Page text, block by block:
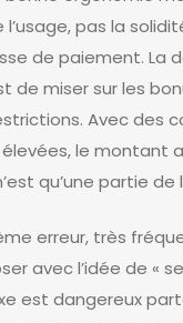
l’usage, pas la
de paiement. La
de miser sur les
Avec des
le montant
qu’une partie de
erreur, très
avec l’idée de «
est dangereux